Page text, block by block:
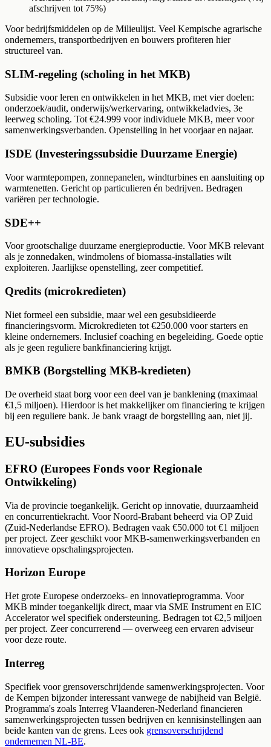
afschrijven tot 75%)
Voor bedrijfsmiddelen op de Milieulijst. Veel Kempische agrarische
ondernemers, transportbedrijven en bouwers profiteren hier
structureel van.
SLIM-regeling (scholing in het MKB)
Subsidie voor leren en ontwikkelen in het MKB, met vier doelen:
onderzoek/audit, onderwijs/werkervaring, ontwikkeladvies, 3e
leerweg scholing. Tot €24.999 voor individuele MKB, meer voor
samenwerkingsverbanden. Openstelling in het voorjaar en najaar.
ISDE (Investeringssubsidie Duurzame Energie)
Voor warmtepompen, zonnepanelen, windturbines en aansluiting op
warmtenetten. Gericht op particulieren én bedrijven. Bedragen
variëren per technologie.
SDE++
Voor grootschalige duurzame energieproductie. Voor MKB relevant
als je zonnedaken, windmolens of biomassa-installaties wilt
exploiteren. Jaarlijkse openstelling, zeer competitief.
Qredits (microkredieten)
Niet formeel een subsidie, maar wel een gesubsidieerde
financieringsvorm. Microkredieten tot €250.000 voor starters en
kleine ondernemers. Inclusief coaching en begeleiding. Goede optie
als je geen reguliere bankfinanciering krijgt.
BMKB (Borgstelling MKB-kredieten)
De overheid staat borg voor een deel van je banklening (maximaal
€1,5 miljoen). Hierdoor is het makkelijker om financiering te krijgen
bij een reguliere bank. Je bank vraagt de borgstelling aan, niet jij.
EU-subsidies
EFRO (Europees Fonds voor Regionale
Ontwikkeling)
Via de provincie toegankelijk. Gericht op innovatie, duurzaamheid
en concurrentiekracht. Voor Noord-Brabant beheerd via OP Zuid
(Zuid-Nederlandse EFRO). Bedragen vaak €50.000 tot €1 miljoen
per project. Zeer geschikt voor MKB-samenwerkingsverbanden en
innovatieve opschalingsprojecten.
Horizon Europe
Het grote Europese onderzoeks- en innovatieprogramma. Voor
MKB minder toegankelijk direct, maar via SME Instrument en EIC
Accelerator wel specifiek ondersteuning. Bedragen tot €2,5 miljoen
per project. Zeer concurrerend — overweeg een ervaren adviseur
voor deze route.
Interreg
Specifiek voor grensoverschrijdende samenwerkingsprojecten. Voor
de Kempen bijzonder interessant vanwege de nabijheid van België.
Programma's zoals Interreg Vlaanderen-Nederland financieren
samenwerkingsprojecten tussen bedrijven en kennisinstellingen aan
beide kanten van de grens. Lees ook grensoverschrijdend
ondernemen NL-BE.